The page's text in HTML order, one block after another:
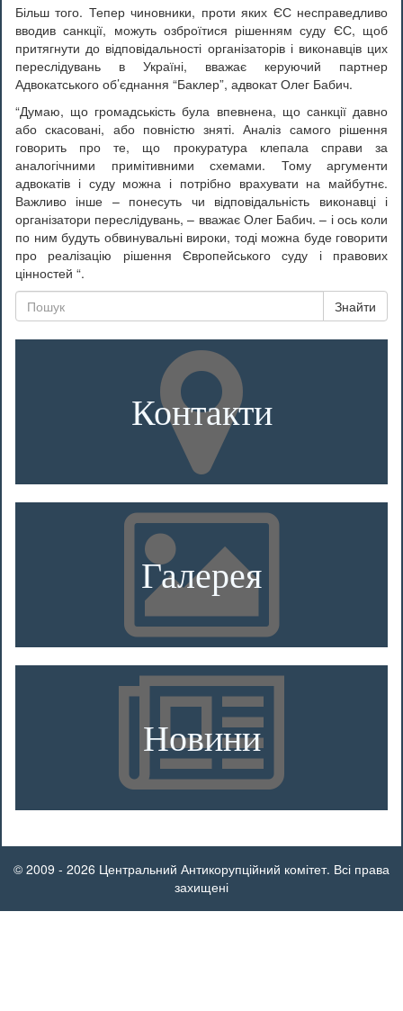
Більш того. Тепер чиновники, проти яких ЄС несправедливо
вводив санкції, можуть озброїтися рішенням суду ЄС, щоб
притягнути до відповідальності організаторів і виконавців цих
переслідувань в Україні, вважає керуючий партнер
Адвокатського об’єднання “Баклер”, адвокат Олег Бабич.
“Думаю, що громадськість була впевнена, що санкції давно
або скасовані, або повністю зняті. Аналіз самого рішення
говорить про те, що прокуратура клепала справи за
аналогічними примітивними схемами. Тому аргументи
адвокатів і суду можна і потрібно врахувати на майбутнє.
Важливо інше – понесуть чи відповідальність виконавці і
організатори переслідувань, – вважає Олег Бабич. – і ось коли
по ним будуть обвинувальні вироки, тоді можна буде говорити
про реалізацію рішення Європейського суду і правових
цінностей “.
Знайти
Контакти
Галерея
Новини
© 2009 - 2026 Центральний Антикорупційний комітет. Всі права
захищені